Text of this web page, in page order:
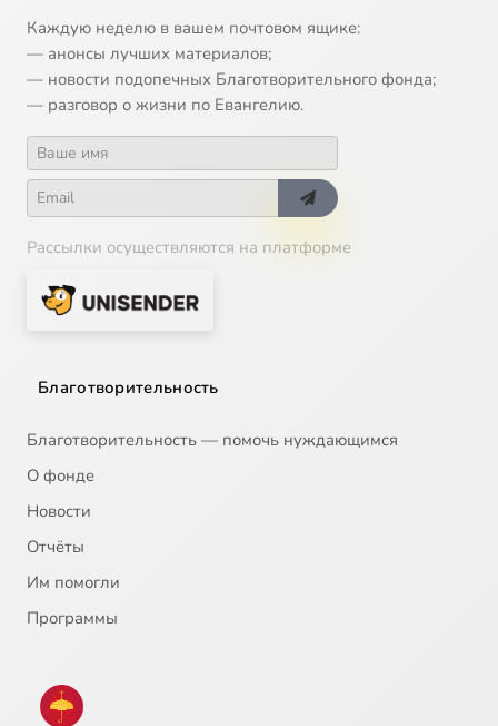
Каждую неделю в вашем почтовом ящике:
— анонсы лучших материалов;
— новости подопечных Благотворительного фонда;
— разговор о жизни по Евангелию.
Рассылки осуществляются на платформе
Благотворительность
Благотворительность — помочь нуждающимся
О фонде
Новости
Отчёты
Им помогли
Программы